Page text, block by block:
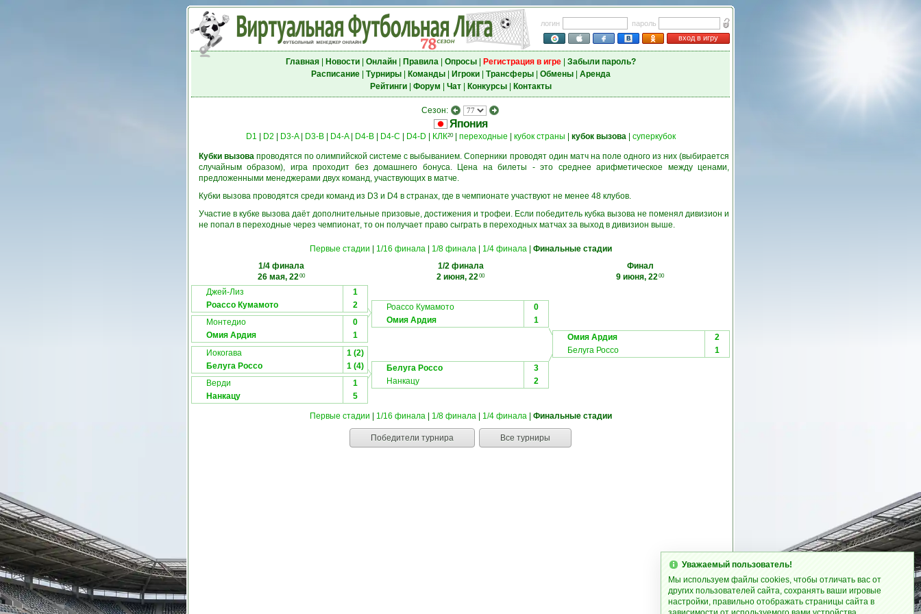
логин
пароль
вход в игру
Главная| Новости| Онлайн| Правила| Опросы| Регистрация в игре| Забыли пароль?
Расписание| Турниры| Команды| Игроки| Трансферы| Обмены| Аренда
Рейтинги| Форум Чат| Конкурсы| Контакты
Сезон:
Япония
D1 D2 D3-A| D3-B| D4-A| D4-B| D4-C D4-D КЛК20| переходные кубок страны кубок вызова| суперкубок
Кубки вызова проводятся по олимпийской системе с выбыванием. Соперники проводят один матч на поле одного из них (выбирается
случайным образом), игра проходит без домашнего бонуса. Цена на билеты - это среднее арифметическое между ценами,
предложенными менеджерами двух команд, участвующих в матче.
Кубки вызова проводятся среди команд из D3 и D4 в странах, где в чемпионате участвуют не менее 48 клубов.
Участие в кубке вызова даёт дополнительные призовые, достижения и трофеи. Если победитель кубка вызова не поменял дивизион и
не попал в переходные через чемпионат, то он получает право сыграть в переходных матчах за выход в дивизион выше.
Первые стадии 1/16 финала| 1/8 финала| 1/4 финала| Финальные стадии
1/4 финала
26 мая, 2200
1/2 финала
2 июня, 2200
Финал
9 июня, 2200
Джей-Лиз
1
Роассо Кумамото
2
Монтедио
0
Омия Ардия
1
Роассо Кумамото
0
Омия Ардия
1
Омия Ардия
2
Белуга Россо
1
Иокогава
1 (2)
Белуга Россо
1 (4)
Верди
1
Нанкацу
5
Белуга Россо
3
Нанкацу
2
Первые стадии 1/16 финала| 1/8 финала| 1/4 финала| Финальные стадии
Победители турнира Все турниры
Уважаемый пользователь!
Мы используем файлы cookies, чтобы отличать вас от
других пользователей сайта, сохранять ваши игровые
настройки, правильно отображать страницы сайта в